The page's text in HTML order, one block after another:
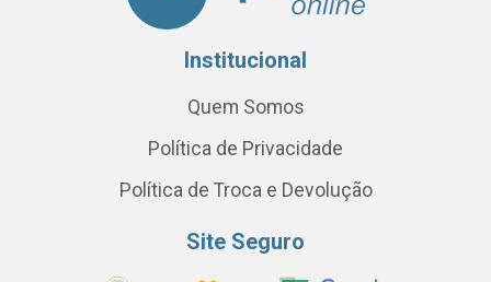
Institucional
Quem Somos
Política de Privacidade
Política de Troca e Devolução
Site Seguro